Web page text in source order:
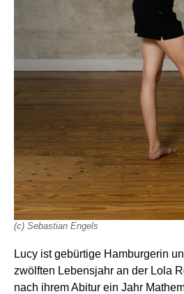
(c) Sebastian Engels
Lucy ist gebürtige Hamburgerin
zwölften Lebensjahr an der Lola
nach ihrem Abitur ein Jahr